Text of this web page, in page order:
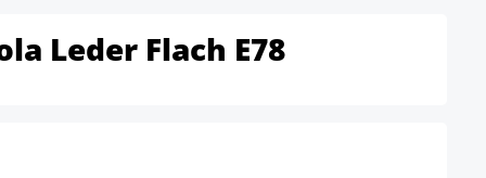
Leder Flach E78